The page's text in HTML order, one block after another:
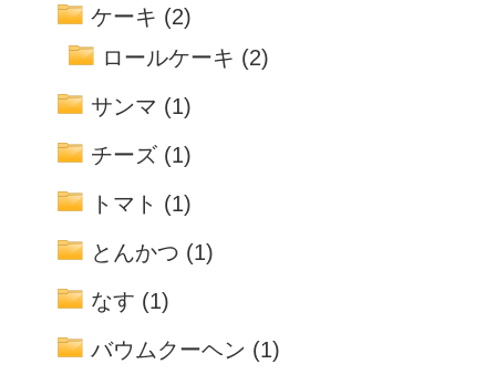
ケーキ (2)
ロールケーキ (2)
サンマ (1)
チーズ (1)
トマト (1)
とんかつ (1)
なす (1)
バウムクーヘン (1)